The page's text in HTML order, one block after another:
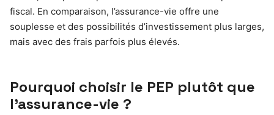
fiscal. En comparaison, l’assurance-vie offre une
souplesse et des possibilités d’investissement plus larges,
mais avec des frais parfois plus élevés.
Pourquoi choisir le PEP plutôt que
l’assurance-vie ?